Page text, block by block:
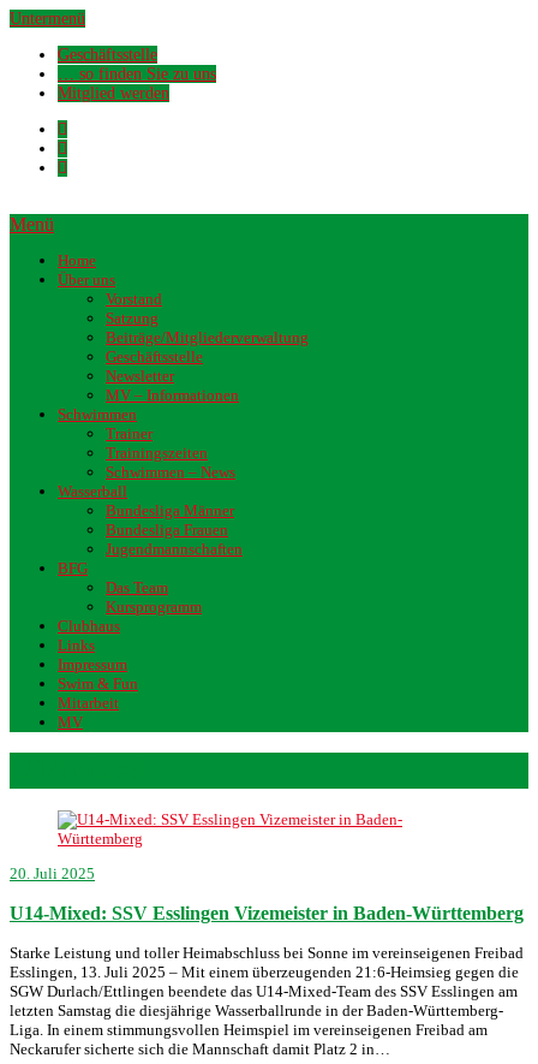
Untermenü
Geschäftsstelle
… so finden Sie zu uns
Mitglied werden
Menü
Home
Über uns
Vorstand
Satzung
Beiträge/Mitgliederverwaltung
Geschäftsstelle
Newsletter
MV – Informationen
Schwimmen
Trainer
Trainingszeiten
Schwimmen – News
Wasserball
Bundesliga Männer
Bundesliga Frauen
Jugendmannschaften
BFG
Das Team
Kursprogramm
Clubhaus
Links
Impressum
Swim & Fun
Mitarbeit
MV
20. Juli 2025
U14-Mixed: SSV Esslingen Vizemeister in Baden-Württemberg
Starke Leistung und toller Heimabschluss bei Sonne im vereinseigenen Freibad
Esslingen, 13. Juli 2025 – Mit einem überzeugenden 21:6-Heimsieg gegen die
SGW Durlach/Ettlingen beendete das U14-Mixed-Team des SSV Esslingen am
letzten Samstag die diesjährige Wasserballrunde in der Baden-Württemberg-
Liga. In einem stimmungsvollen Heimspiel im vereinseigenen Freibad am
Neckarufer sicherte sich die Mannschaft damit Platz 2 in…